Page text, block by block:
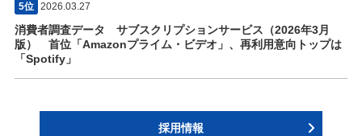
5位 2026.03.27
消費者調査データ サブスクリプションサービス（2026年3月
版） 首位「Amazonプライム・ビデオ」、再利用意向トップは
「Spotify」
採用情報